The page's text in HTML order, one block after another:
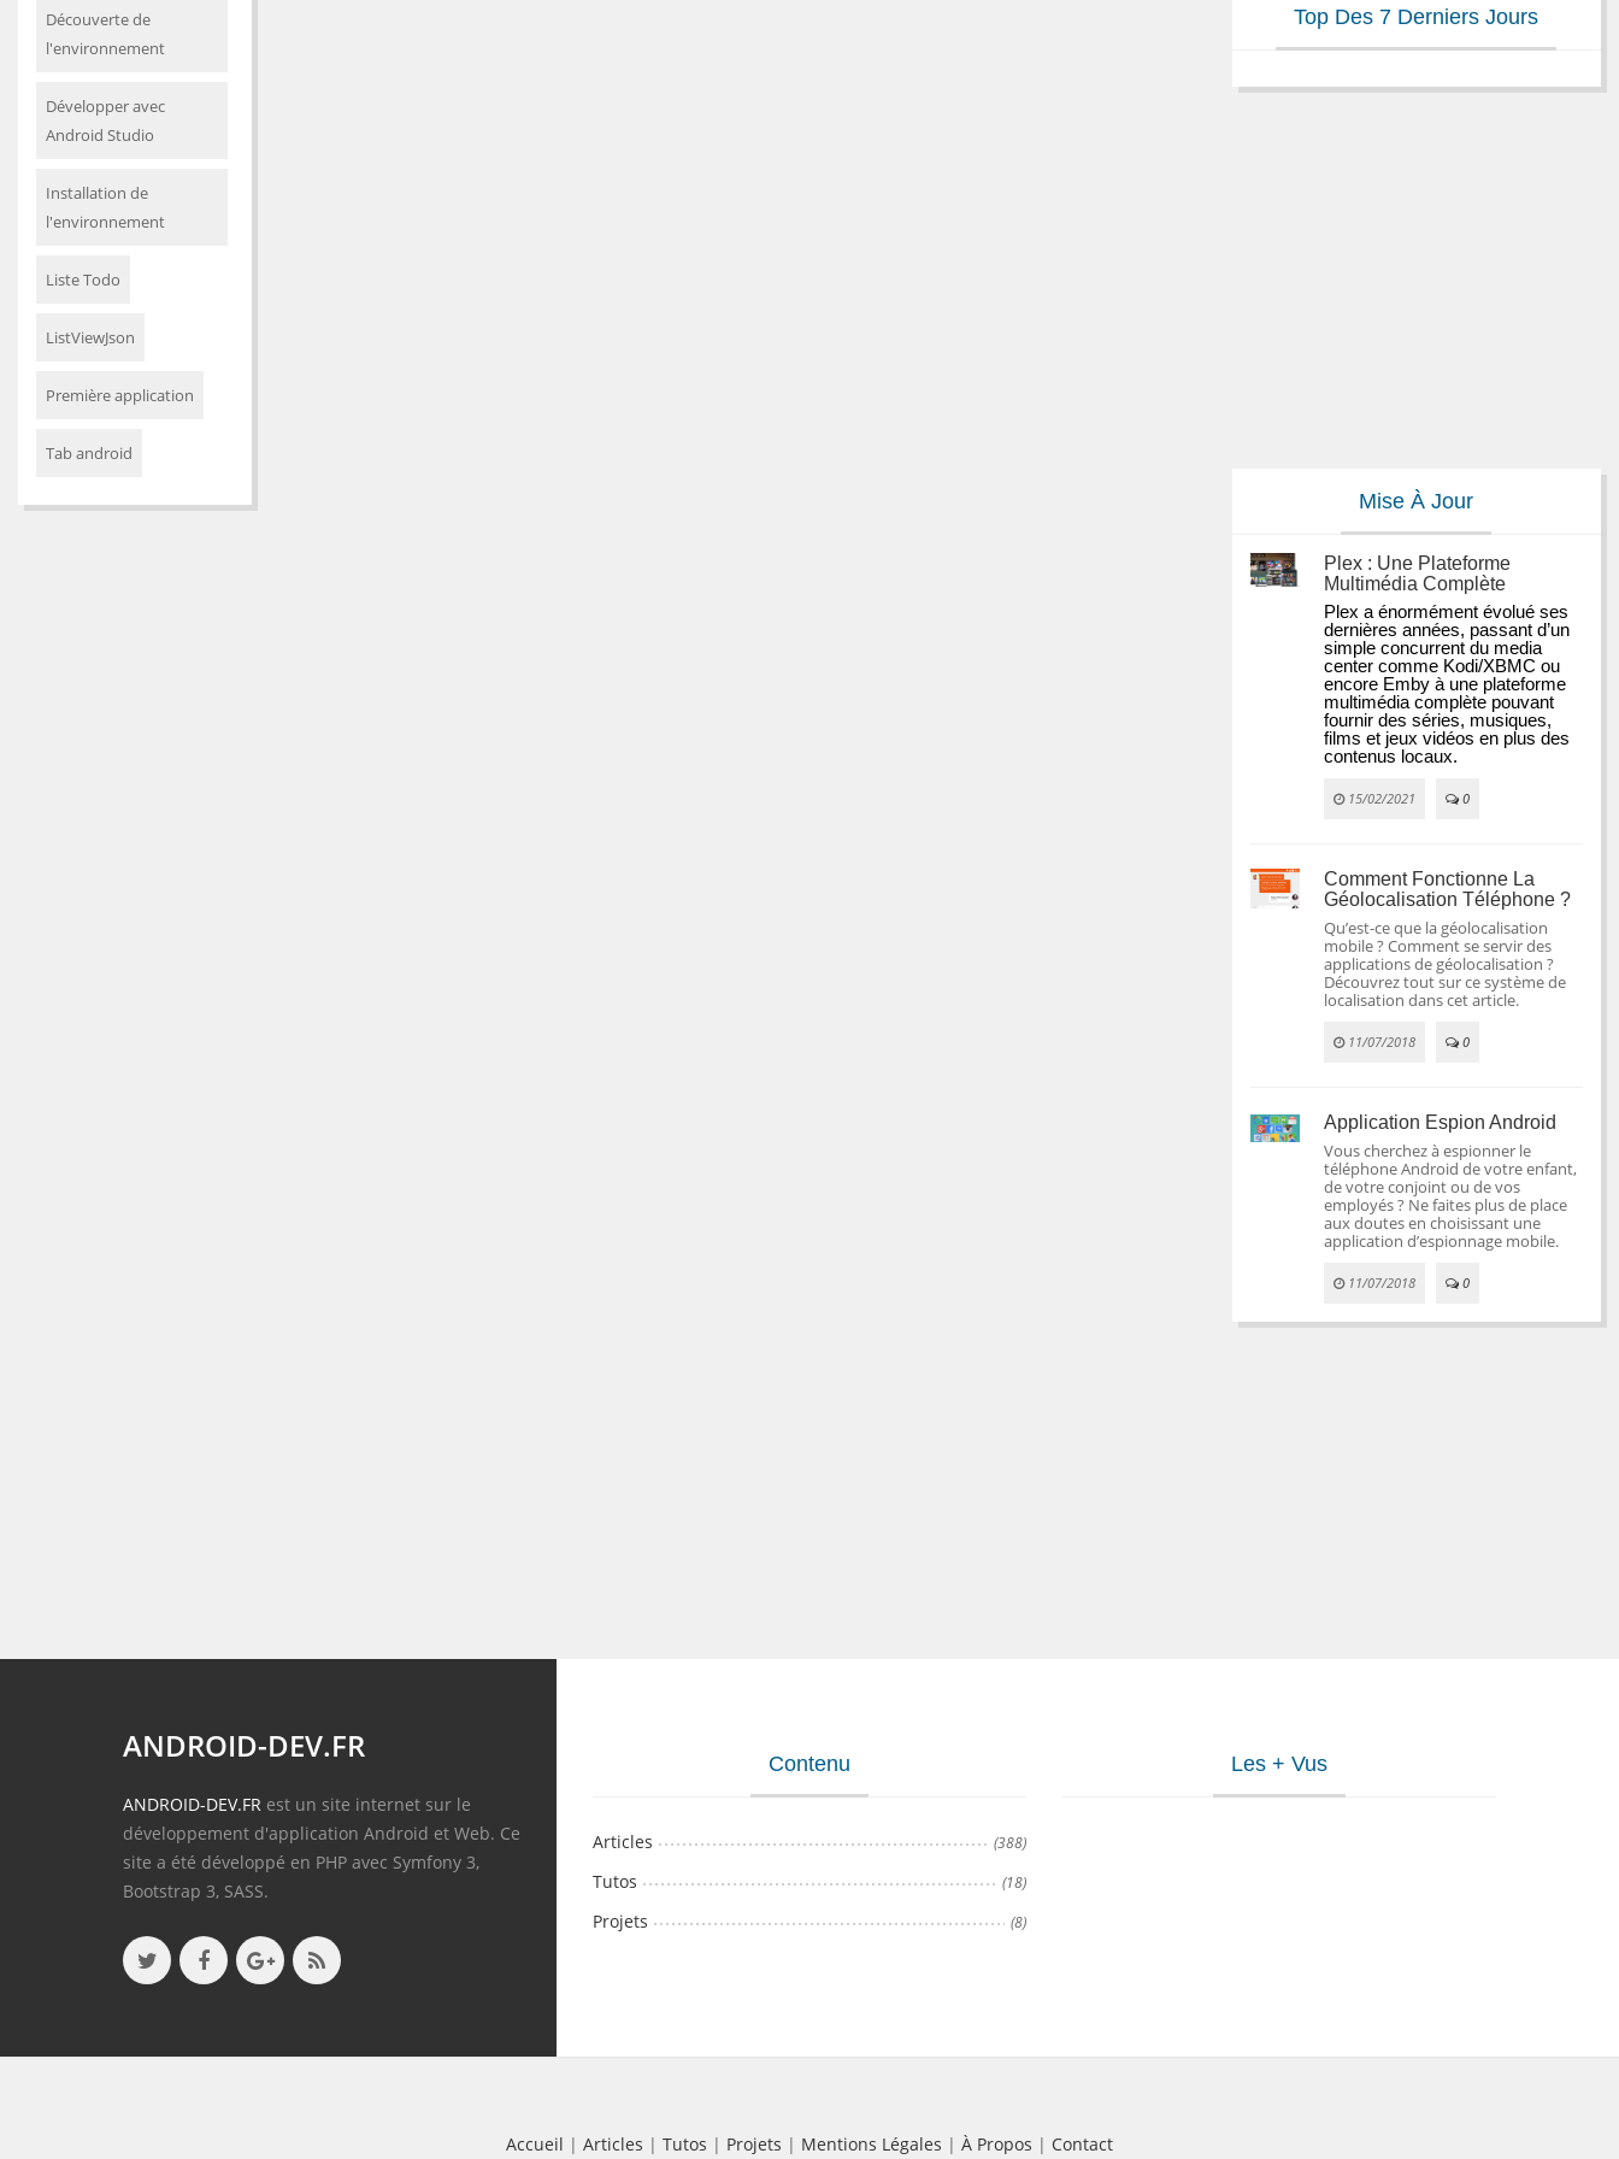
Découverte de
l'environnement
Développer avec
Android Studio
Installation de
l'environnement
Liste Todo
ListViewJson
Première application
Tab android
Top Des 7 Derniers Jours
Mise À Jour
Plex : Une Plateforme
Multimédia Complète
Plex a énormément évolué ses
dernières années, passant d’un
simple concurrent du media
center comme Kodi/XBMC ou
encore Emby à une plateforme
multimédia complète pouvant
fournir des séries, musiques,
films et jeux vidéos en plus des
contenus locaux.
15/02/2021 0
Comment Fonctionne La
Géolocalisation Téléphone ?
Qu’est-ce que la géolocalisation
mobile ? Comment se servir des
applications de géolocalisation ?
Découvrez tout sur ce système de
localisation dans cet article.
11/07/2018 0
Application Espion Android
Vous cherchez à espionner le
téléphone Android de votre enfant,
de votre conjoint ou de vos
employés ? Ne faites plus de place
aux doutes en choisissant une
application d’espionnage mobile.
11/07/2018 0
ANDROID-DEV.FR
ANDROID-DEV.FR est un site internet sur le
développement d'application Android et Web. Ce
site a été développé en PHP avec Symfony 3,
Bootstrap 3, SASS.
Contenu
Articles (388)
Tutos (18)
Projets (8)
Les + Vus
Accueil | Articles | Tutos | Projets | Mentions Légales | À Propos | Contact